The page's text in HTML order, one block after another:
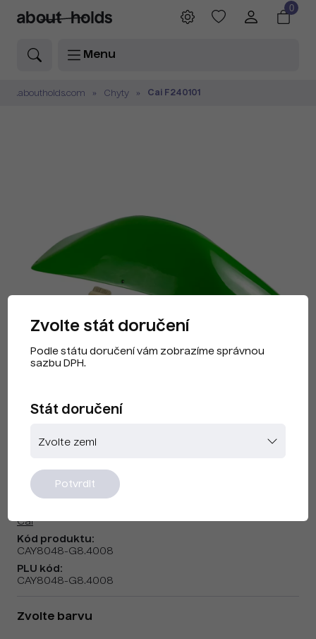
Menu
0
.aboutholds.com Chyty Cai F240101
CAI F240101 Fialová signální
Cai
Kód produktu:
CAY8048-G8.4008
PLU kód:
CAY8048-G8.4008
Zvolte barvu
Zvolte stát doručení
Podle státu doručení vám zobrazíme správnou
sazbu DPH.
Stát doručení
Potvrdit